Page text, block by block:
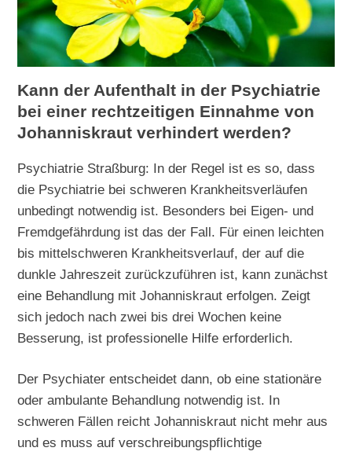
Kann der Aufenthalt in der Psychiatrie
bei einer rechtzeitigen Einnahme von
Johanniskraut verhindert werden?
Psychiatrie Straßburg: In der Regel ist es so, dass
die Psychiatrie bei schweren Krankheitsverläufen
unbedingt notwendig ist. Besonders bei Eigen- und
Fremdgefährdung ist das der Fall. Für einen leichten
bis mittelschweren Krankheitsverlauf, der auf die
dunkle Jahreszeit zurückzuführen ist, kann zunächst
eine Behandlung mit Johanniskraut erfolgen. Zeigt
sich jedoch nach zwei bis drei Wochen keine
Besserung, ist professionelle Hilfe erforderlich.
Der Psychiater entscheidet dann, ob eine stationäre
oder ambulante Behandlung notwendig ist. In
schweren Fällen reicht Johanniskraut nicht mehr aus
und es muss auf verschreibungspflichtige